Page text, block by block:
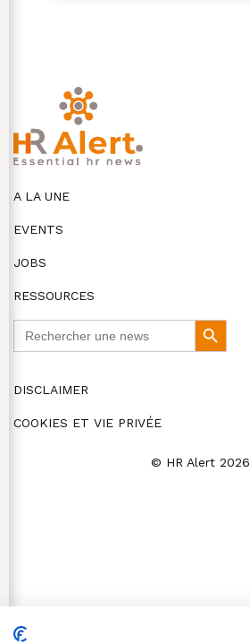
A LA UNE
EVENTS
JOBS
RESSOURCES
Search
Button
DISCLAIMER
COOKIES ET VIE PRIVÉE
© HR Alert 2026